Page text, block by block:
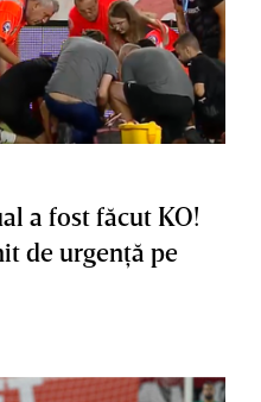
a fost făcut KO!
de urgenţă pe